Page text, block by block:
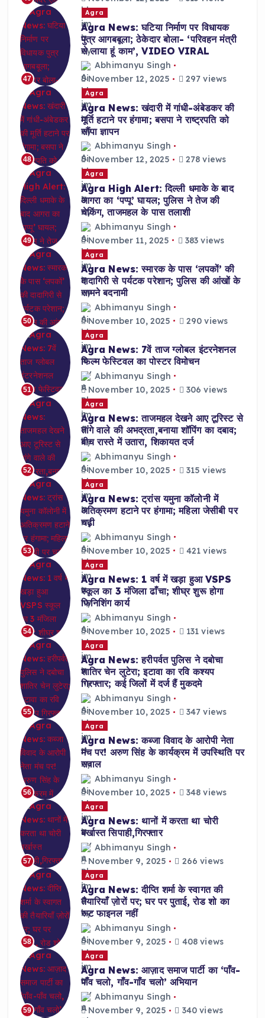
47
Agra
Agra News: घटिया निर्माण पर विधायक
पुत्र आगबबूला; ठेकेदार बोला- ‘परिवहन मंत्री
से लाया हूं काम’, VIDEO VIRAL
Abhimanyu Singh
November 12, 2025
297 views
48
Agra
Agra News: खंदारी में गांधी-अंबेडकर की
मूर्ति हटाने पर हंगामा; बसपा ने राष्ट्रपति को
सौंपा ज्ञापन
Abhimanyu Singh
November 12, 2025
278 views
49
Agra
Agra High Alert: दिल्ली धमाके के बाद
आगरा का ‘पप्पू’ घायल; पुलिस ने तेज की
चेकिंग, ताजमहल के पास तलाशी
Abhimanyu Singh
November 11, 2025
383 views
50
Agra
Agra News: स्मारक के पास ‘लपकों’ की
दादागिरी से पर्यटक परेशान; पुलिस की आंखों के
सामने बदनामी
Abhimanyu Singh
November 10, 2025
290 views
51
Agra
Agra News: 7वें ताज ग्लोबल इंटरनेशनल
फिल्म फेस्टिवल का पोस्टर विमोचन
Abhimanyu Singh
November 10, 2025
306 views
52
Agra
Agra News: ताजमहल देखने आए टूरिस्ट से
तांगे वाले की अभद्रता,बनाया शॉपिंग का दबाव;
बीच रास्ते में उतारा, शिकायत दर्ज
Abhimanyu Singh
November 10, 2025
315 views
53
Agra
Agra News: ट्रांस यमुना कॉलोनी में
अतिक्रमण हटाने पर हंगामा; महिला जेसीबी पर
चढ़ी
Abhimanyu Singh
November 10, 2025
421 views
54
Agra
Agra News: 1 वर्ष में खड़ा हुआ VSPS
स्कूल का 3 मंजिला ढाँचा; शीघ्र शुरू होगा
फिनिशिंग कार्य
Abhimanyu Singh
November 10, 2025
131 views
55
Agra
Agra News: हरीपर्वत पुलिस ने दबोचा
शातिर चेन लुटेरा; इटावा का रवि कश्यप
गिरफ्तार; कई जिलों में दर्ज हैं मुकदमे
Abhimanyu Singh
November 10, 2025
347 views
56
Agra
Agra News: कब्जा विवाद के आरोपी नेता
मंच पर! अरुण सिंह के कार्यक्रम में उपस्थिति पर
सवाल
Abhimanyu Singh
November 10, 2025
348 views
57
Agra
Agra News: थानों में करता था चोरी
बर्खास्त सिपाही,गिरफ्तार
Abhimanyu Singh
November 9, 2025
266 views
58
Agra
Agra News: दीप्ति शर्मा के स्वागत की
तैयारियाँ ज़ोरों पर; घर पर पुताई, रोड शो का
रूट फाइनल नहीं
Abhimanyu Singh
November 9, 2025
408 views
59
Agra
Agra News: आज़ाद समाज पार्टी का ‘पाँव-
पाँव चलो, गाँव-गाँव चलो’ अभियान
Abhimanyu Singh
November 9, 2025
340 views